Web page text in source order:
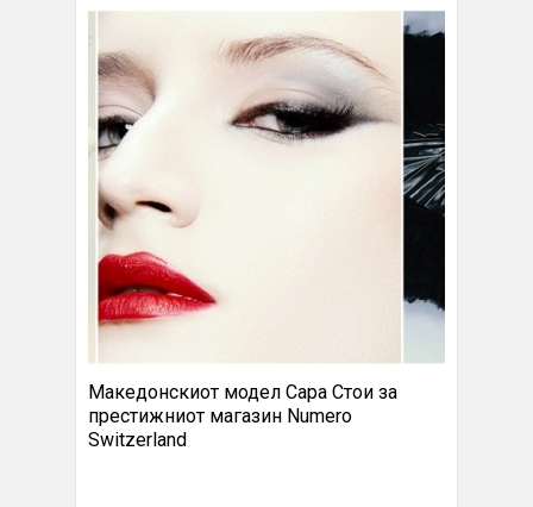
Македонскиот модел Сара Стои за
престижниот магазин Numero
Switzerland